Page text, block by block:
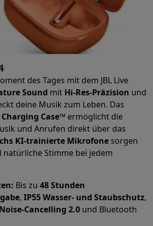
Smart Home Sicherheit & SchutzIP-Kameras
Apple WatchSamsung Galaxy
Gesamte Elektromobilität E Scooter und
KopfhörerDrohneDJI-Drohnen
Kopfhörer
AkkusLadegerät für AkkusSteckdosen
10 VerkaufsstellenZufrieden oder Geld
Kostenlose LieferungAbholung im
Sie Ihr GerätÜberprüfen Sie Ihre
des Tages mit dem JBL Live
Sound mit Hi-Res-Präzision und
deine Musik zum Leben. Das
Case™ ermöglicht die
und Anrufen direkt über das
KI-trainierte Mikrofone sorgen
Stimme bei jedem
Bis zu 48 Stunden
, IP55 Wasser- und Staubschutz,
Cancelling 2.0 und Bluetooth